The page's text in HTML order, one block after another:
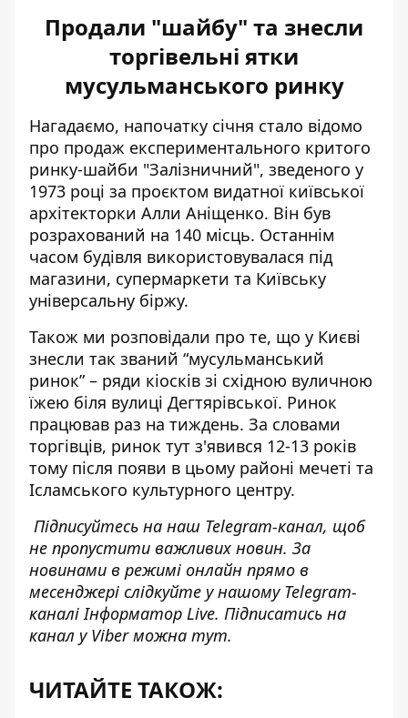
Продали "шайбу" та знесли
торгівельні ятки
мусульманського ринку
Нагадаємо, напочатку січня стало відомо
про продаж експериментального критого
ринку-шайби "Залізничний", зведеного у
1973 році за проєктом видатної київської
архітекторки Алли Аніщенко. Він був
розрахований на 140 місць. Останнім
часом будівля використовувалася під
магазини, супермаркети та Київську
універсальну біржу.
Також ми розповідали про те, що у Києві
знесли так званий “мусульманський
ринок”– ряди кіосків зі східною вуличною
їжею біля вулиці Дегтярівської. Ринок
працював раз на тиждень. За словами
торгівців, ринок тут з'явився 12-13 років
тому після появи в цьому районі мечеті та
Ісламського культурного центру.
Підписуйтесь на наш Telegram-канал, щоб
не пропустити важливих новин. За
новинами в режимі онлайн прямо в
месенджері слідкуйте у нашому Telegram-
каналіІнформатор Live. Підписатись на
канал у Viber можна тут.
ЧИТАЙТЕ ТАКОЖ: